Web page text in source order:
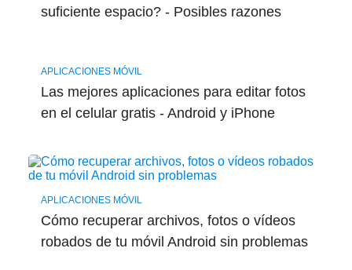
suficiente espacio? - Posibles razones
APLICACIONES MÓVIL
Las mejores aplicaciones para editar fotos
en el celular gratis - Android y iPhone
APLICACIONES MÓVIL
Cómo recuperar archivos, fotos o vídeos
robados de tu móvil Android sin problemas